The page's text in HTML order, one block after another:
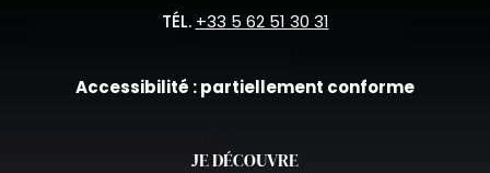
TÉL. +33 5 62 51 30 31
Accessibilité : partiellement conforme
JE DÉCOUVRE